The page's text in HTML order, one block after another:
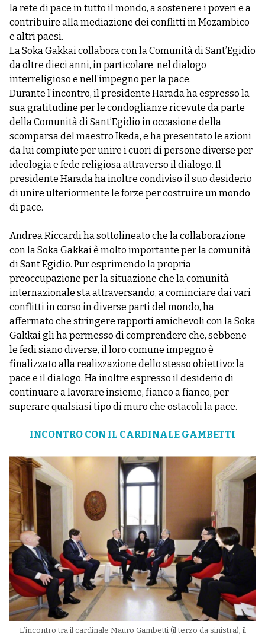
la rete di pace in tutto il mondo, a sostenere i poveri e a
contribuire alla mediazione dei conflitti in Mozambico
e altri paesi.
La Soka Gakkai collabora con la Comunità di Sant’Egidio
da oltre dieci anni, in particolare nel dialogo
interreligioso e nell’impegno per la pace.
Durante l’incontro, il presidente Harada ha espresso la
sua gratitudine per le condoglianze ricevute da parte
della Comunità di Sant’Egidio in occasione della
scomparsa del maestro Ikeda, e ha presentato le azioni
da lui compiute per unire i cuori di persone diverse per
ideologia e fede religiosa attraverso il dialogo. Il
presidente Harada ha inoltre condiviso il suo desiderio
di unire ulteriormente le forze per costruire un mondo
di pace.
Andrea Riccardi ha sottolineato che la collaborazione
con la Soka Gakkai è molto importante per la comunità
di Sant’Egidio. Pur esprimendo la propria
preoccupazione per la situazione che la comunità
internazionale sta attraversando, a cominciare dai vari
conflitti in corso in diverse parti del mondo, ha
affermato che stringere rapporti amichevoli con la Soka
Gakkai gli ha permesso di comprendere che, sebbene
le fedi siano diverse, il loro comune impegno è
finalizzato alla realizzazione dello stesso obiettivo: la
pace e il dialogo. Ha inoltre espresso il desiderio di
continuare a lavorare insieme, fianco a fianco, per
superare qualsiasi tipo di muro che ostacoli la pace.
INCONTRO CON IL CARDINALE GAMBETTI
L’incontro tra il cardinale Mauro Gambetti (il terzo da sinistra), il